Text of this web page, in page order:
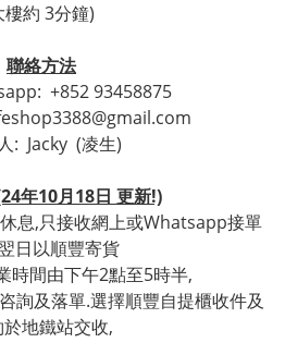
樓約 3分鐘)
聯絡方法
+852 93458875
: Jacky (凌生)
年10月18日 更新!)
息,只接收網上或Whatsapp接單
日以順豐寄貨
時間由下午2點至5時半,
詢及落單.選擇順豐自提櫃收件及
地鐵站交收,